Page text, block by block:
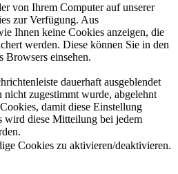
von Ihrem Computer auf unserer
zur Verfügung. Aus
Ihnen keine Cookies anzeigen, die
werden. Diese können Sie in den
Browsers einsehen.
dauerhaft ausgeblendet
zugestimmt wurde, abgelehnt
damit diese Einstellung
wird diese Mitteilung bei jedem
Cookies zu aktivieren/deaktivieren.